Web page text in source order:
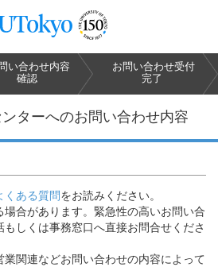
い合わせ内容
確認
お問い合わせ受付
完了
ターへのお問い合わせ内容
くある質問をお読みください。
場合があります。緊急性の高いお問い合
しくは事務窓口へ直接お問合せくださ
業関連などお問い合わせの内容によって